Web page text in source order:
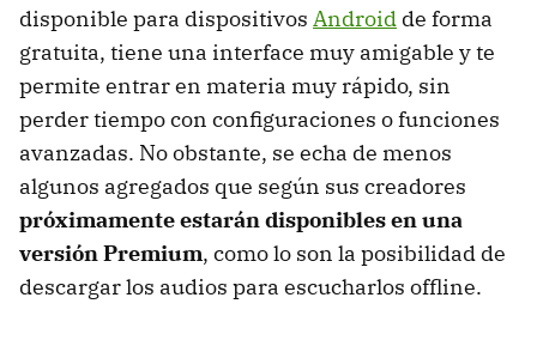
disponible para dispositivos Android de forma
gratuita, tiene una interface muy amigable y te
permite entrar en materia muy rápido, sin
perder tiempo con configuraciones o funciones
avanzadas. No obstante, se echa de menos
algunos agregados que según sus creadores
próximamente estarán disponibles en una
versión Premium, como lo son la posibilidad de
descargar los audios para escucharlos offline.